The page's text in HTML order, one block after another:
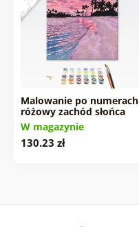
Malowanie po numerach
różowy zachód słońca
W magazynie
130.23 zł